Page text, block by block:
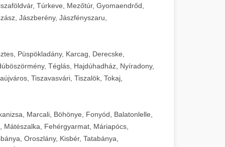
Túrkeve, Mezőtúr, Gyomaendrőd,
Jászberény, Jászfényszaru,
Püspökladány, Karcag, Derecske,
Téglás, Hajdúhadház, Nyíradony,
Tiszavasvári, Tiszalök, Tokaj,
Marcali, Böhönye, Fonyód, Balatonlelle,
Fehérgyarmat, Máriapócs,
Oroszlány, Kisbér, Tatabánya,